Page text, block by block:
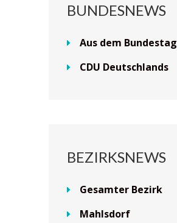
BUNDESNEWS
Aus dem Bundestag
CDU Deutschlands
BEZIRKSNEWS
Gesamter Bezirk
Mahlsdorf